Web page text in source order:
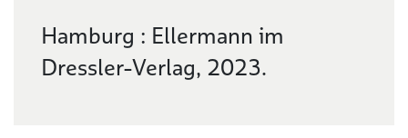
Hamburg : Ellermann im
Dressler-Verlag, 2023.